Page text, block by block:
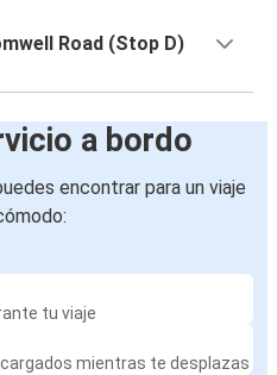
Road (Stop D)
a bordo
encontrar para un viaje
tu viaje
mientras te desplazas